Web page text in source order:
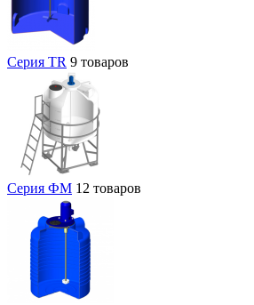
Серия TR 9 товаров
Серия ФМ 12 товаров